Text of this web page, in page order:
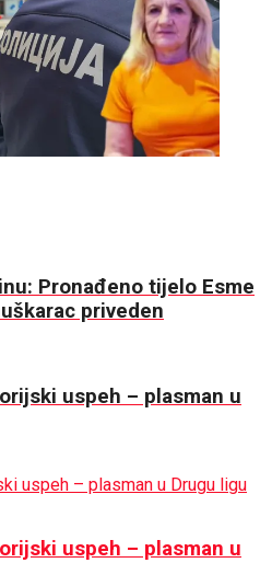
Pronađeno tijelo Esme
priveden
uspeh – plasman u
uspeh – plasman u